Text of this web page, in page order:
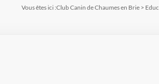
Vous êtes ici :Club Canin de Chaumes en Brie >